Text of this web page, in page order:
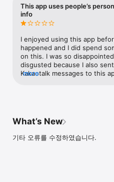
(타로나 오늘의 운세, 별자리 운세
차원이 다르다고요!!)
연인과의 관계가 예전 같지 않나요
틴더, 아만다, 정오의 데이트 같은
소개팅 앱을 사용하고 있나요?
심리학자들이 알려주는 진짜 연애
타로나 궁합으로 해결하시나요?
This app uses people’s
info
I enjoyed using this app
happened and I did spend
on this. I was so
disgusted because I also
Kakaotalk messages to this
was released from this
more
What’s New
기타 오류를 수정하였습니다.